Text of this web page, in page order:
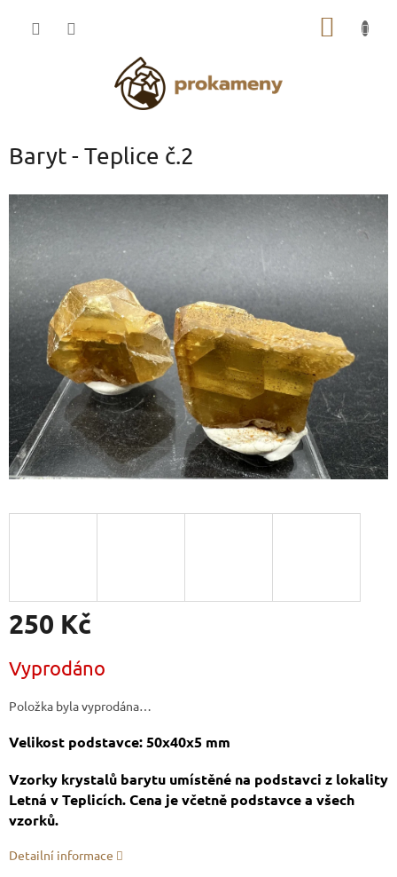
Baryt - Teplice č.2
250 Kč
cena:
Vyprodáno
Položka byla vyprodána…
Velikost podstavce: 50x40x5 mm
Vzorky krystalů barytu umístěné na podstavci z lokality
Letná v Teplicích. Cena je včetně podstavce a všech
vzorků.
Detailní informace